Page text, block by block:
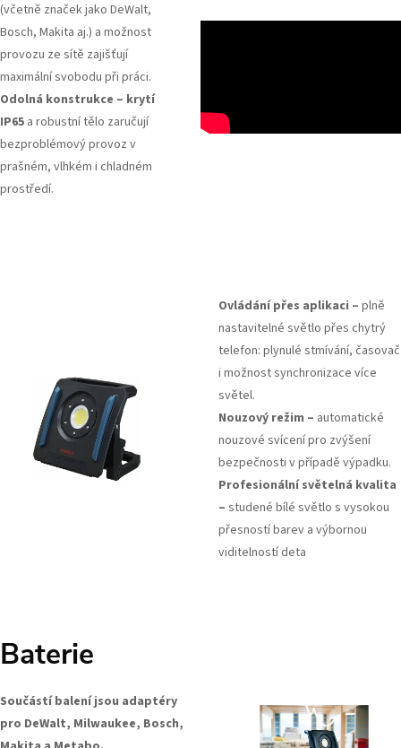
(včetně značek jako DeWalt,
Bosch, Makita aj.) a možnost
provozu ze sítě zajišťují
maximální svobodu při práci.
Odolná konstrukce – krytí
IP65 a robustní tělo zaručují
bezproblémový provoz v
prašném, vlhkém i chladném
prostředí.
Ovládání přes aplikaci – plně
nastavitelné světlo přes chytrý
telefon: plynulé stmívání, časovač
i možnost synchronizace více
světel.
Nouzový režim – automatické
nouzové svícení pro zvýšení
bezpečnosti v případě výpadku.
Profesionální světelná kvalita
– studené bílé světlo s vysokou
přesností barev a výbornou
viditelností deta
Baterie
Součástí balení jsou adaptéry
pro DeWalt, Milwaukee, Bosch,